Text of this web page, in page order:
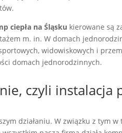
ciepła na Śląsku kierowane są
m. in. W domach
widowiskowych i
domach jednorodzinnych.
czyli instalacja
działaniu. W związku z tym